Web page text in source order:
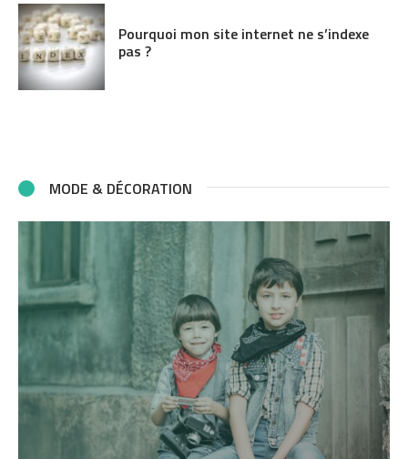
Pourquoi mon site internet ne s’indexe
pas ?
MODE & DÉCORATION